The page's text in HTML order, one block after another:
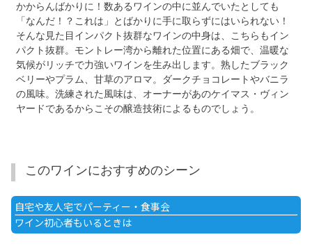
かからんばかりに！数あるワインの中に並んでいたとしても
「なんだ！？これは」とばかりに手に取らずにはいられない！
そんな見た目インパクト抜群なワインの中身は、こちらもイン
パクト抜群。モントレー湾から離れた位置にある畑で、温暖な
気候がリッチで力強いワインを生み出します。熟したブラック
ベリーやプラム、甘草のアロマ。ダークチョコレートやバニラ
の風味。洗練された風味は、オーナーがあのケイマス・ヴィン
ヤードであるからこその醸造技術によるものでしょう。
このワインにおすすめのシーン
自宅や友人宅でパーティー・食事会
ワイン初心者もいるときは